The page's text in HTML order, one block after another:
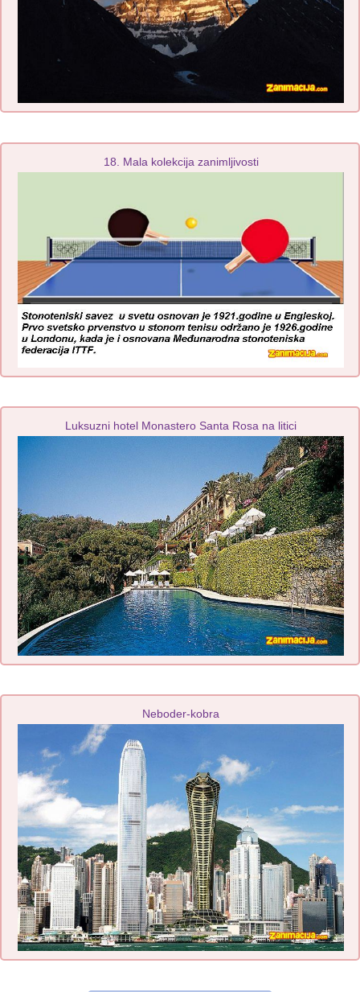
18. Mala kolekcija zanimljivosti
Luksuzni hotel Monastero Santa Rosa na litici
Neboder-kobra